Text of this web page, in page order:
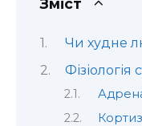
Зміст
Чи худне
Фізіологія